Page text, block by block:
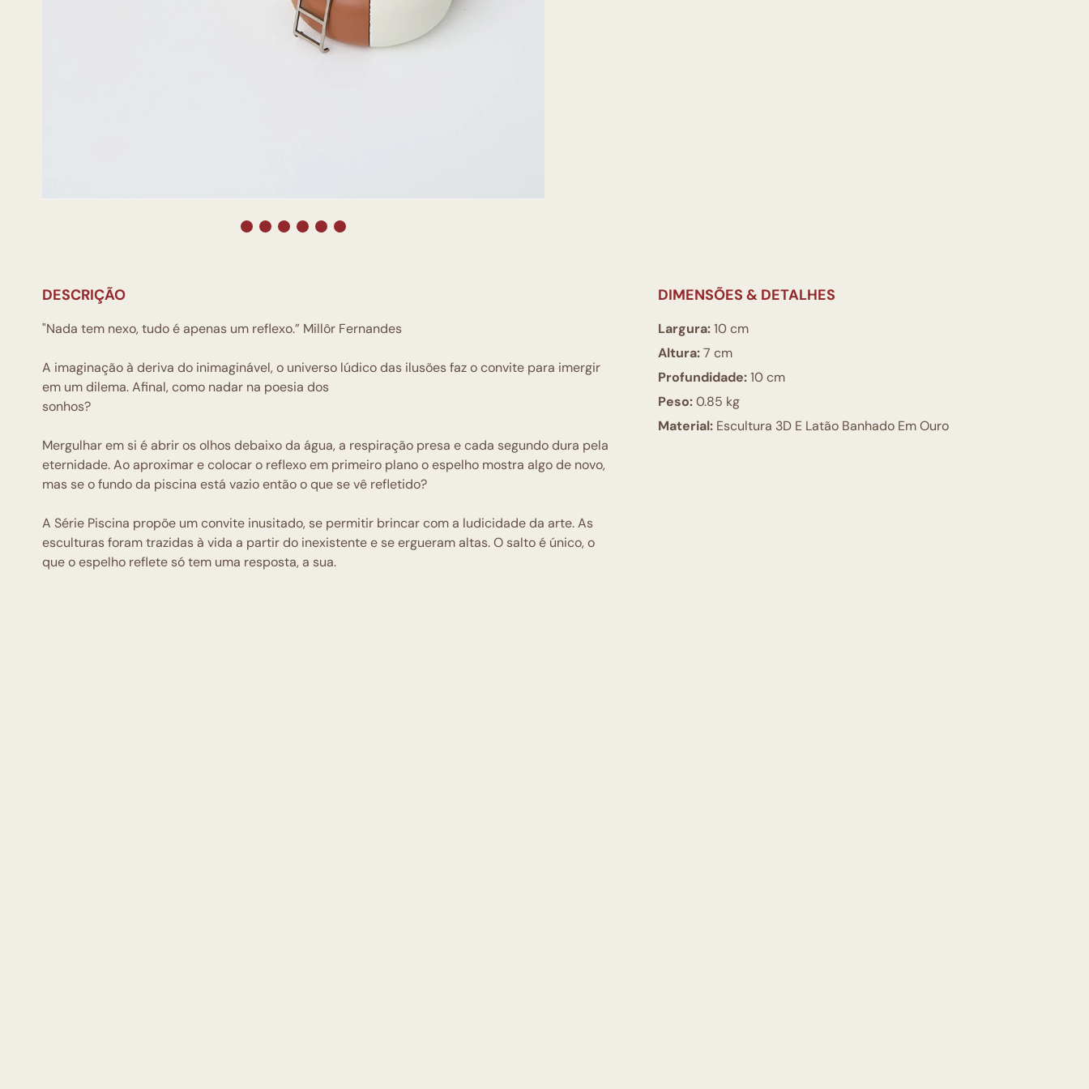
DESCRIÇÃO
"Nada tem nexo, tudo é apenas um reflexo.” Millôr Fernandes
A imaginação à deriva do inimaginável, o universo lúdico das ilusões faz o convite para imergir
em um dilema. Afinal, como nadar na poesia dos
sonhos?
Mergulhar em si é abrir os olhos debaixo da água, a respiração presa e cada segundo dura pela
eternidade. Ao aproximar e colocar o reflexo em primeiro plano o espelho mostra algo de novo,
mas se o fundo da piscina está vazio então o que se vê refletido?
A Série Piscina propõe um convite inusitado, se permitir brincar com a ludicidade da arte. As
esculturas foram trazidas à vida a partir do inexistente e se ergueram altas. O salto é único, o
que o espelho reflete só tem uma resposta, a sua.
DIMENSÕES & DETALHES
Largura:10 cm
Altura:7 cm
Profundidade:10 cm
Peso:0.85 kg
Material: Escultura 3D E Latão Banhado Em Ouro